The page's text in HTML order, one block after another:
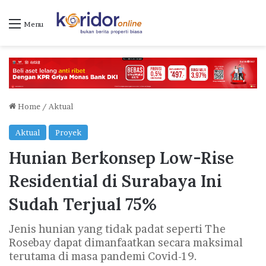
Menu
Home / Aktual
Aktual Proyek
Hunian Berkonsep Low-Rise
Residential di Surabaya Ini
Sudah Terjual 75%
Jenis hunian yang tidak padat seperti The
Rosebay dapat dimanfaatkan secara maksimal
terutama di masa pandemi Covid-19.